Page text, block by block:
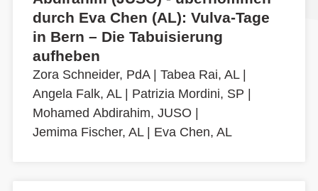
durch Eva Chen (AL): Vulva-Tage
in Bern – Die Tabuisierung
aufheben
Zora Schneider, PdA| Tabea Rai, AL|
Angela Falk, AL| Patrizia Mordini, SP
Mohamed Abdirahim, JUSO
Jemima Fischer, AL| Eva Chen, AL